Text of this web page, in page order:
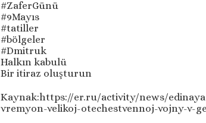
#ZaferGünü
#9Mayıs
#tatiller
#bölgeler
#Dmitruk
Halkın kabulü
Bir itiraz oluşturun
Kaynak:https://er.ru/activity/news/
vremyon-velikoj-otechestvennoj-vojny-v-